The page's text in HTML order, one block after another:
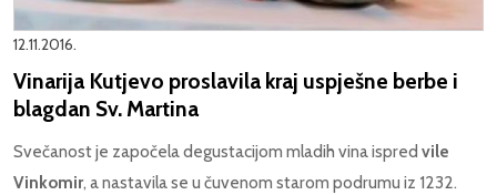
12.11.2016.
Vinarija Kutjevo proslavila kraj uspješne berbe i
blagdan Sv. Martina
Svečanost je započela degustacijom mladih vina ispred vile
Vinkomir, a nastavila se u čuvenom starom podrumu iz 1232.